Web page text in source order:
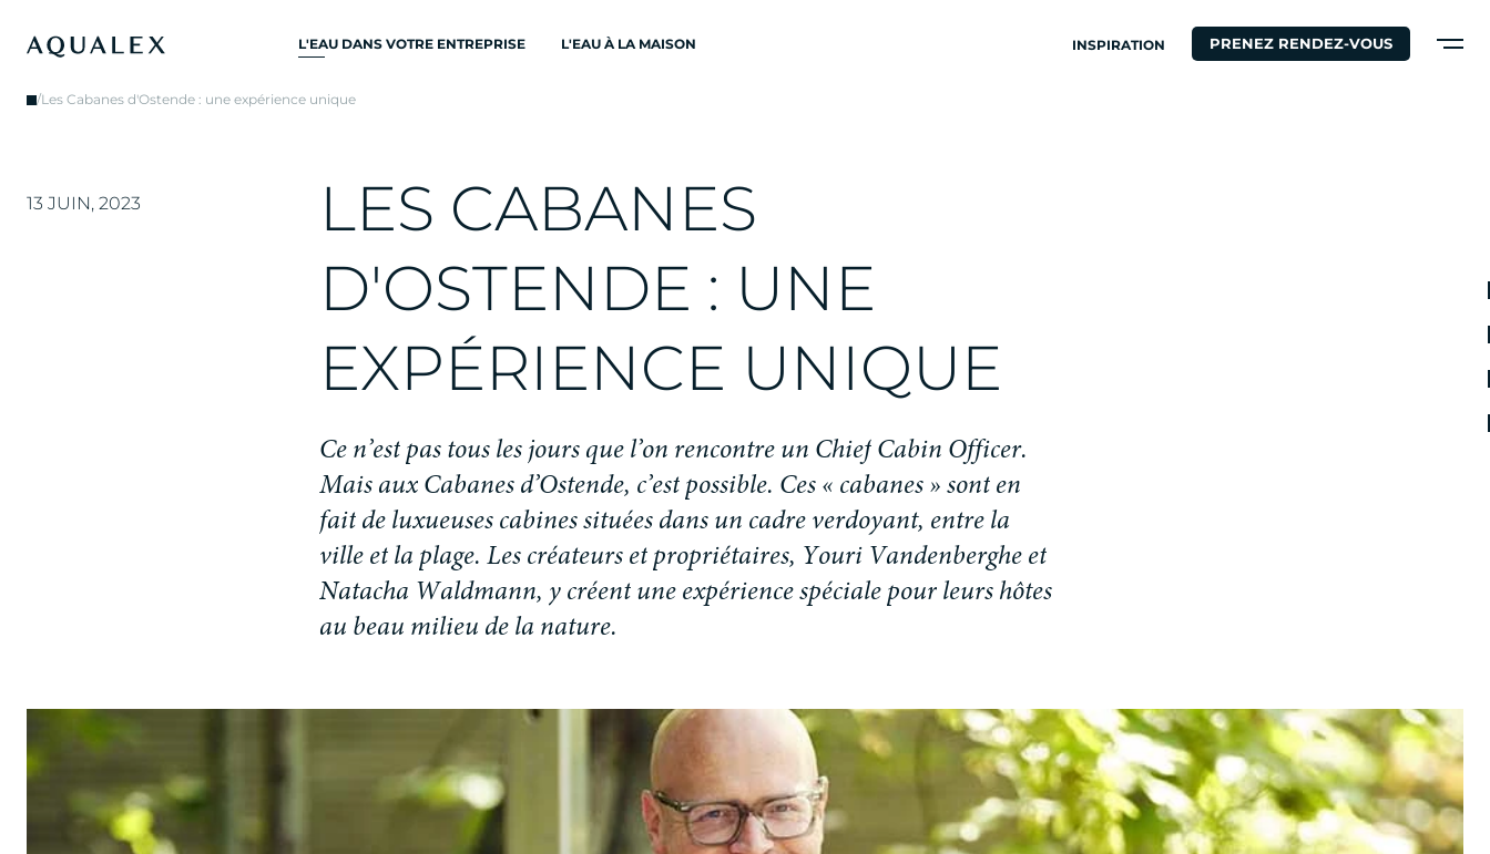
L'EAU DANS VOTRE ENTREPRISE
TOUS SYSTÈMES D’EAU
POTABLE
ROBINETS DE CUISINE
DISTRIBUTEURS D’EAU
FILTRE À EAU
L'EAU À LA MAISON INSPIRATION PRENEZ RENDEZ-VOUS
/Les Cabanes d'Ostende : une expérience unique
13 JUIN, 2023 LES CABANES
D'OSTENDE : UNE
EXPÉRIENCE UNIQUE
Ce n’est pas tous les jours que l’on rencontre un Chief Cabin Officer.
Mais aux Cabanes d’Ostende, c’est possible. Ces « cabanes » sont en
fait de luxueuses cabines situées dans un cadre verdoyant, entre la
ville et la plage. Les créateurs et propriétaires, Youri Vandenberghe et
Natacha Waldmann, y créent une expérience spéciale pour leurs hôtes
au beau milieu de la nature.